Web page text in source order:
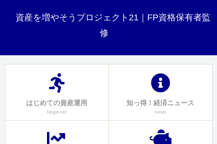
資産を増やそうプロジェクト21｜FP資格保有者監
修
はじめての資産運用
beginner
知っ得！経済ニュース
news